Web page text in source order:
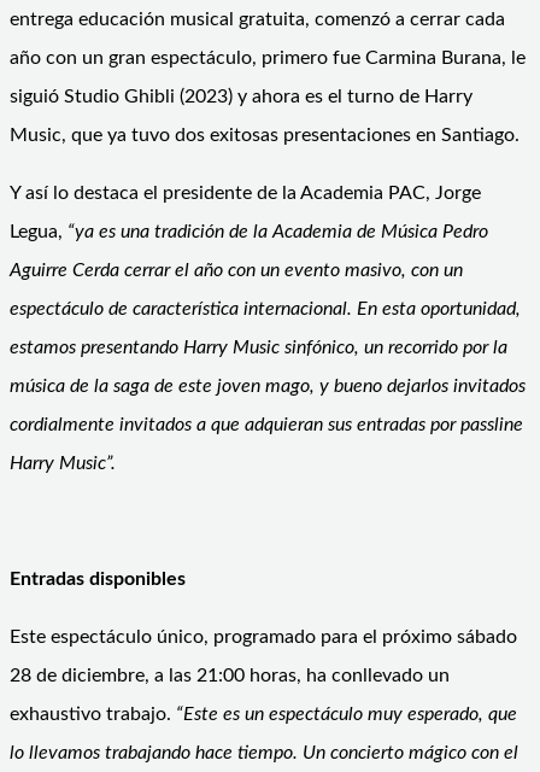
entrega educación musical gratuita, comenzó a cerrar cada
año con un gran espectáculo, primero fue Carmina Burana, le
siguió Studio Ghibli (2023) y ahora es el turno de Harry
Music, que ya tuvo dos exitosas presentaciones en Santiago.
Y así lo destaca el presidente de la Academia PAC, Jorge
Legua, “ya es una tradición de la Academia de Música Pedro
Aguirre Cerda cerrar el año con un evento masivo, con un
espectáculo de característica internacional. En esta oportunidad,
estamos presentando Harry Music sinfónico, un recorrido por la
música de la saga de este joven mago, y bueno dejarlos invitados
cordialmente invitados a que adquieran sus entradas por passline
Harry Music”.
Entradas disponibles
Este espectáculo único, programado para el próximo sábado
28 de diciembre, a las 21:00 horas, ha conllevado un
exhaustivo trabajo. “Este es un espectáculo muy esperado, que
lo llevamos trabajando hace tiempo. Un concierto mágico con el